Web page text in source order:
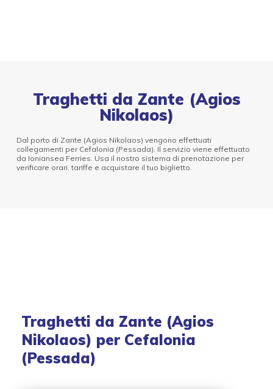
Traghetti da Zante (Agios
Nikolaos)
Dal porto di Zante (Agios Nikolaos) vengono effettuati
collegamenti per Cefalonia (Pessada). Il servizio viene effettuato
da Ioniansea Ferries. Usa il nostro sistema di prenotazione per
verificare orari, tariffe e acquistare il tuo biglietto.
Traghetti da Zante (Agios
Nikolaos) per Cefalonia
(Pessada)